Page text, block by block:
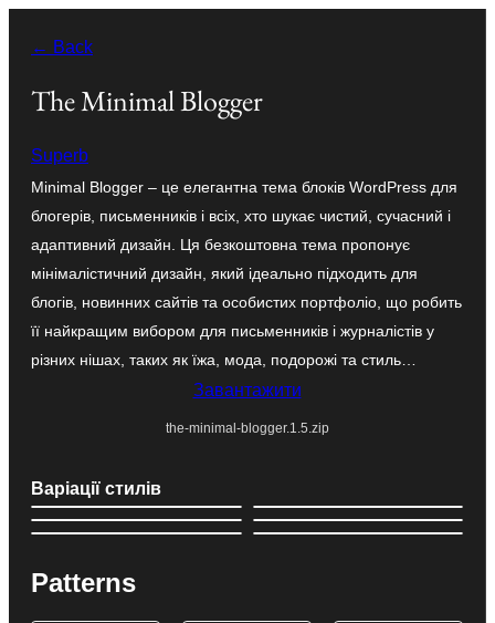
вмісту
← Back
The Minimal Blogger
Superb
Minimal Blogger – це елегантна тема блоків WordPress для
блогерів, письменників і всіх, хто шукає чистий, сучасний і
адаптивний дизайн. Ця безкоштовна тема пропонує
мінімалістичний дизайн, який ідеально підходить для
блогів, новинних сайтів та особистих портфоліо, що робить
її найкращим вибором для письменників і журналістів у
різних нішах, таких як їжа, мода, подорожі та стиль…
Завантажити
the-minimal-blogger.1.5.zip
Варіації стилів
Patterns